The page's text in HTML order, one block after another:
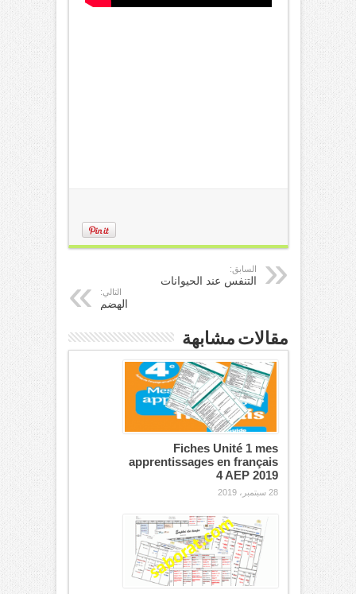
السابق:
التنفس عند الحيوانات
التالي:
الهضم
مقالات مشابهة
Fiches Unité 1 mes
apprentissages en français
4 AEP 2019
28 سبتمبر، 2019